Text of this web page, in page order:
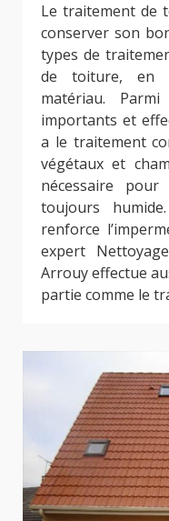
Le traitement de
conserver son
types de
de toiture, en
matériau.
importants et
a le traitement
végétaux et
nécessaire
toujours
renforce
expert
Arrouy effectue
partie comme le